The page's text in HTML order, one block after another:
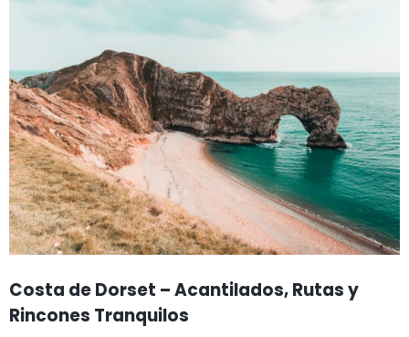
Costa de Dorset – Acantilados, Rutas y
Rincones Tranquilos